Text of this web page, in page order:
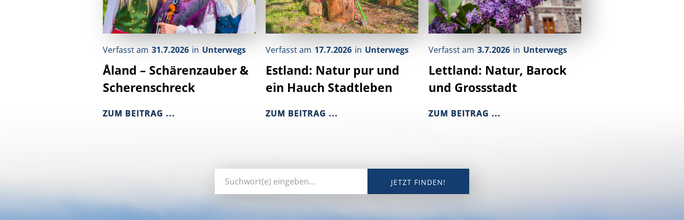
Verfasst am 31.7.2026 in Unterwegs
Åland – Schärenzauber &
Scherenschreck
ZUM BEITRAG ...
Verfasst am 17.7.2026 in Unterwegs
Estland: Natur pur und
ein Hauch Stadtleben
ZUM BEITRAG ...
Verfasst am 3.7.2026 in Unterwegs
Lettland: Natur, Barock
und Grossstadt
ZUM BEITRAG ...